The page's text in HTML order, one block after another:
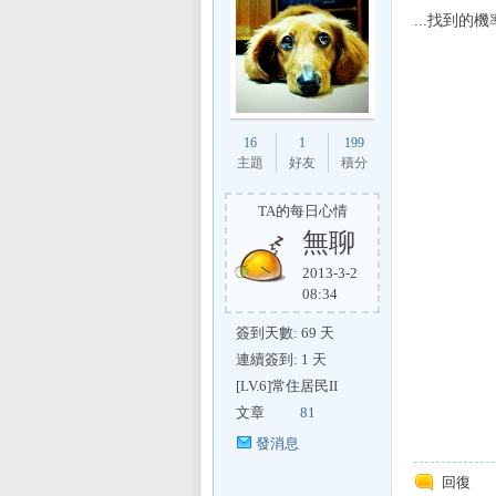
16
主題
1
好友
199
積分
TA的每日心情
無聊
2013-3-2
08:34
簽到天數: 69 天
連續簽到: 1 天
[LV.6]常住居民II
文章
81
發消息
...找到的機
回復